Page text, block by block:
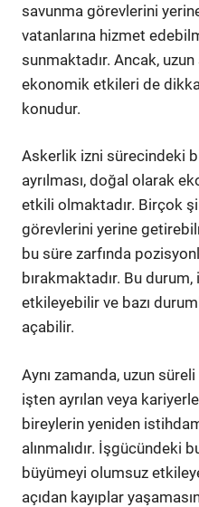
savunma görevlerini
vatanlarına hizmet
sunmaktadır. Ancak,
ekonomik etkileri de
konudur.
Askerlik izni sürecindeki
ayrılması, doğal olarak
etkili olmaktadır. Birçok
görevlerini yerine
bu süre zarfında
bırakmaktadır. Bu
etkileyebilir ve bazı
açabilir.
Aynı zamanda, uzun
işten ayrılan veya
bireylerin yeniden
alınmalıdır. İşgücündeki
büyümeyi olumsuz
açıdan kayıplar